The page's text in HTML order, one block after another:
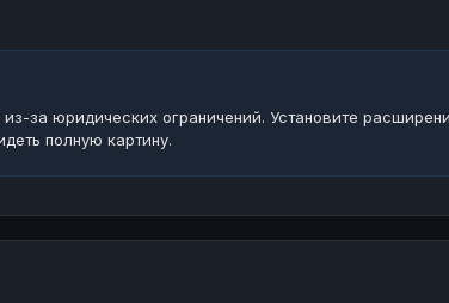
за юридических ограничений. Установите
полную картину.